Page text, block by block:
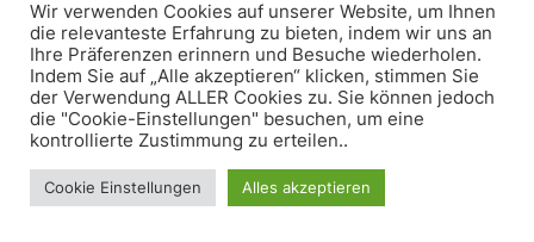
Inspiro WordPress Theme von WPZOOM
Wir verwenden Cookies auf unserer Website, um Ihnen
die relevanteste Erfahrung zu bieten, indem wir uns an
Ihre Präferenzen erinnern und Besuche wiederholen.
Indem Sie auf „Alle akzeptieren“ klicken, stimmen Sie
der Verwendung ALLER Cookies zu. Sie können jedoch
die "Cookie-Einstellungen" besuchen, um eine
kontrollierte Zustimmung zu erteilen..
Cookie Einstellungen Alles akzeptieren